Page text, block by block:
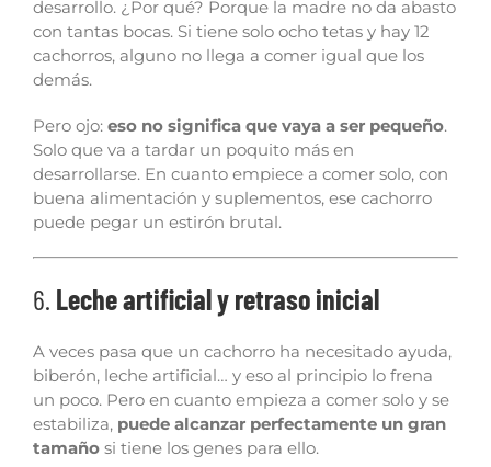
desarrollo. ¿Por qué? Porque la madre no da abasto
con tantas bocas. Si tiene solo ocho tetas y hay 12
cachorros, alguno no llega a comer igual que los
demás.
Pero ojo: eso no significa que vaya a ser pequeño.
Solo que va a tardar un poquito más en
desarrollarse. En cuanto empiece a comer solo, con
buena alimentación y suplementos, ese cachorro
puede pegar un estirón brutal.
6. Leche artificial y retraso inicial
A veces pasa que un cachorro ha necesitado ayuda,
biberón, leche artificial… y eso al principio lo frena
un poco. Pero en cuanto empieza a comer solo y se
estabiliza, puede alcanzar perfectamente un gran
tamañosi tiene los genes para ello.